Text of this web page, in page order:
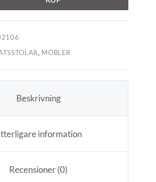
, MÖBLER
Beskrivning
information
Recensioner (0)